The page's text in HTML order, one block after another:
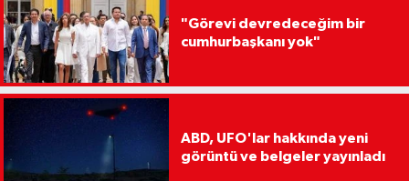
"Görevi devredeceğim bir
cumhurbaşkanı yok"
ABD, UFO'lar hakkında yeni
görüntü ve belgeler yayınladı